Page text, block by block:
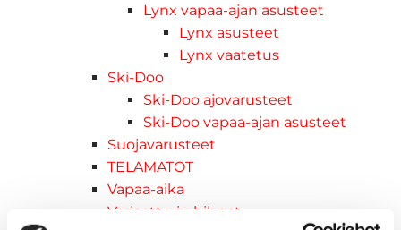
Lynx vapaa-ajan asusteet
Lynx asusteet
Lynx vaatetus
Ski-Doo
Ski-Doo ajovarusteet
Ski-Doo vapaa-ajan asusteet
Suojavarusteet
TELAMATOT
Vapaa-aika
Variaattorin hihnat